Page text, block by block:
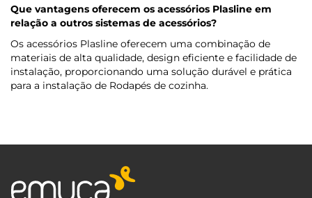
Que vantagens oferecem os acessórios Plasline em
relação a outros sistemas de acessórios?
Os acessórios Plasline oferecem uma combinação de
materiais de alta qualidade, design eficiente e facilidade de
instalação, proporcionando uma solução durável e prática
para a instalação de Rodapés de cozinha.